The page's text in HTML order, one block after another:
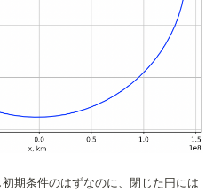
期条件のはずなのに、閉じた円には